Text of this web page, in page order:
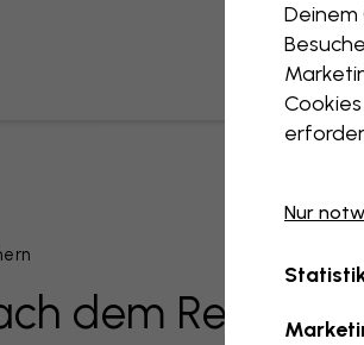
dem Regen
Deinem
Nur